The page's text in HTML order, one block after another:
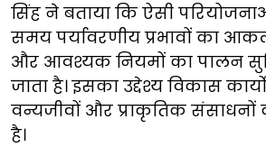
सिंह ने बताया कि ऐसी
समय पर्यावरणीय प्रभावों का
और आवश्यक नियमों का पालन
जाता है। इसका उद्देश्य विकास
वन्यजीवों और प्राकृतिक संसाधनों
है।